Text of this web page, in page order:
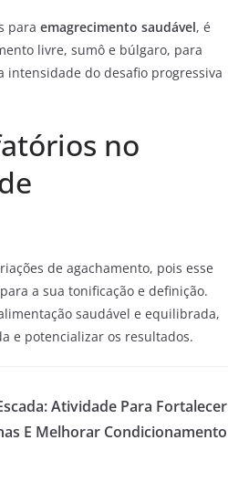
para emagrecimento saudável, é
livre, sumô e búlgaro, para
do desafio progressiva
no
de agachamento, pois esse
a sua tonificação e definição.
saudável e equilibrada,
e potencializar os resultados.
Atividade Para Fortalecer
E Melhorar Condicionamento